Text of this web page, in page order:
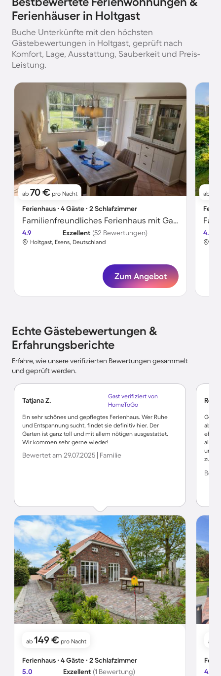
Ferienhäuser in Holtgast
Buche Unterkünfte mit den höchsten
Gästebewertungen in Holtgast, geprüft nach
Komfort, Lage, Ausstattung, Sauberkeit und Preis-
Leistung.
ab 70 € pro Nacht
Ferienhaus ∙ 4 Gäste ∙ 2 Schlafzimmer
Familienfreundliches Ferienhaus mit Garten, Grill und Terrasse | Haustiere erlaubt
4.9 Exzellent (52 Bewertungen)
Holtgast, Esens, Deutschland
Zum Angebot
ab
4.6
Echte Gästebewertungen &
Erfahrungsberichte
Erfahre, wie unsere verifizierten Bewertungen gesammelt
und geprüft werden.
Tatjana Z.
Gast verifiziert von
HomeToGo
Ein sehr schönes und gepflegtes Ferienhaus. Wer Ruhe
und Entspannung sucht, findet sie definitiv hier. Der
Garten ist ganz toll und mit allem nötigen ausgestattet.
Wir kommen sehr gerne wieder!
Bewertet am 29.07.2025 | Familie
ab 149 € pro Nacht
Ferienhaus ∙ 4 Gäste ∙ 2 Schlafzimmer
5.0
Exzellent (1 Bewertung)
Rolf
aber
ab
4.5